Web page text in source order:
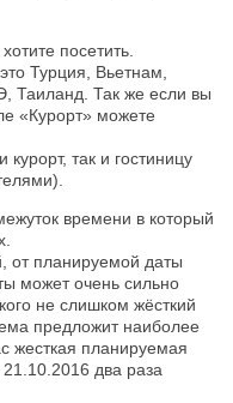
посетить.
Турция, Вьетнам,
Таиланд. Так же если вы
«Курорт» можете
так и гостиницу
времени в который
от планируемой даты
может очень сильно
не слишком жёсткий
предложит наиболее
жесткая планируемая
21.10.2016 два раза